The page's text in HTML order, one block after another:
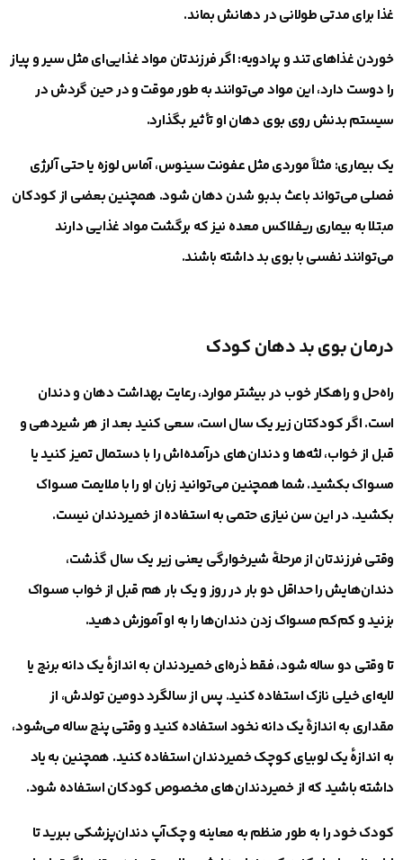
غذا برای مدتی طولانی در دهانش بماند.
خوردن غذاهای تند و پرادویه:اگر فرزندتان مواد غذایی‌ای مثل سیر و پیاز
را دوست دارد، این مواد می‌توانند به طور موقت و در حین گردش در
سیستم بدنش روی بوی دهان او تأثیر بگذارد.
یک بیماری: مثلاً موردی مثل عفونت سینوس، آماس لوزه یا حتی آلرژی
فصلی می‌تواند باعث بدبو شدن دهان شود. همچنین بعضی از کودکان
مبتلا به بیماری ریفلاکس معده نیز که برگشت مواد غذایی دارند
می‌توانند نفسی با بوی بد داشته باشند.
درمان بوی بد دهان کودک
راه‌حل و راهکار خوب در بیشتر موارد، رعایت بهداشت دهان و دندان
است. اگر کودکتان زیر یک سال است، سعی کنید بعد از هر شیردهی و
قبل از خواب، لثه‌ها و دندان‌های درآمده‌اش را با دستمال تمیز کنید یا
مسواک بکشید. شما همچنین می‌توانید زبان او را با ملایمت مسواک
بکشید. در این سن نیازی حتمی به استفاده از خمیردندان نیست.
وقتی فرزندتان از مرحلهٔ شیرخوارگی یعنی زیر یک سال گذشت،
دندان‌هایش را حداقل دو بار در روز و یک بار هم قبل از خواب مسواک
بزنید و کم‌کم مسواک زدن دندان‌ها را به او آموزش دهید.
تا وقتی دو ساله شود، فقط ذره‌ای خمیردندان به اندازه‌ٔ یک دانه‌ برنج یا
لایه‌ای خیلی نازک استفاده کنید. پس از سالگرد دومین تولدش، از
مقداری به اندازهٔ یک دانه نخود استفاده کنید و وقتی پنج ساله می‌شود،
به اندازه‌ٔ یک لوبیای کوچک خمیردندان استفاده کنید. همچنین به یاد
داشته باشید که از خمیردندان‌های مخصوص کودکان استفاده شود.
کودک خود را به طور منظم به معاینه و چک‌آپ دندان‌پزشکی ببرید تا